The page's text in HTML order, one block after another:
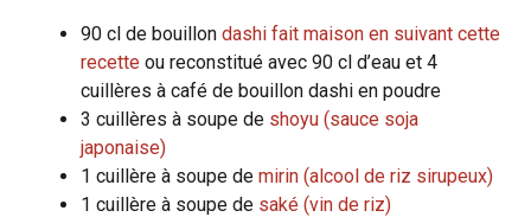
90 cl de bouillon dashi fait maison en suivant cette
recette ou reconstitué avec 90 cl d’eau et 4
cuillères à café de bouillon dashi en poudre
3 cuillères à soupe de shoyu (sauce soja
japonaise)
1 cuillère à soupe de mirin (alcool de riz sirupeux)
1 cuillère à soupe de saké (vin de riz)